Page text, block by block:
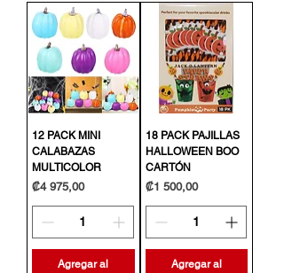
12 PACK MINI
CALABAZAS
MULTICOLOR
Precio
₡4 975,00
Agregar al
18 PACK PAJILLAS
HALLOWEEN BOO
CARTÓN
Precio
₡1 500,00
Agregar al